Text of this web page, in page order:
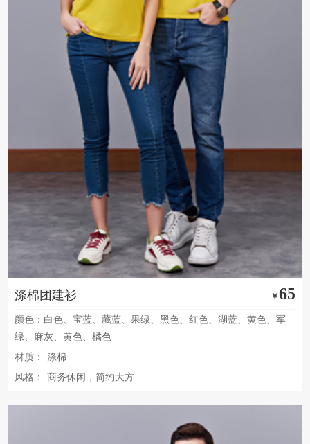
涤棉团建衫 ￥65
颜色：白色、宝蓝、藏蓝、果绿、黑色、红色、湖蓝、黄色、军
绿、麻灰、黄色、橘色
材质：
涤棉
风格：
商务休闲，简约大方